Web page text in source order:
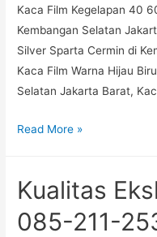
Kembangan
Utara
Jakarta
Barat
Kaca Film Kegelapan 40
Kembangan Selatan
Silver Sparta Cermin di
Kaca Film Warna Hijau
Selatan Jakarta Barat,
Bergaransi!
211
555,
Read More »
Kualitas
085-211-